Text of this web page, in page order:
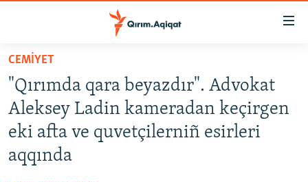
Esas
qaytmaq
Baş
navigatsiyağa
qaytmaq
Qıdıruvğa
HABERLER
SİYASET
İQTİSADİYAT
CEMİYET
CEMİYET
"Qırımda qara beyazdır". Advokat
Aleksey Ladin kameradan keçirgen
eki afta ve quvetçilerniñ esirleri
aqqında